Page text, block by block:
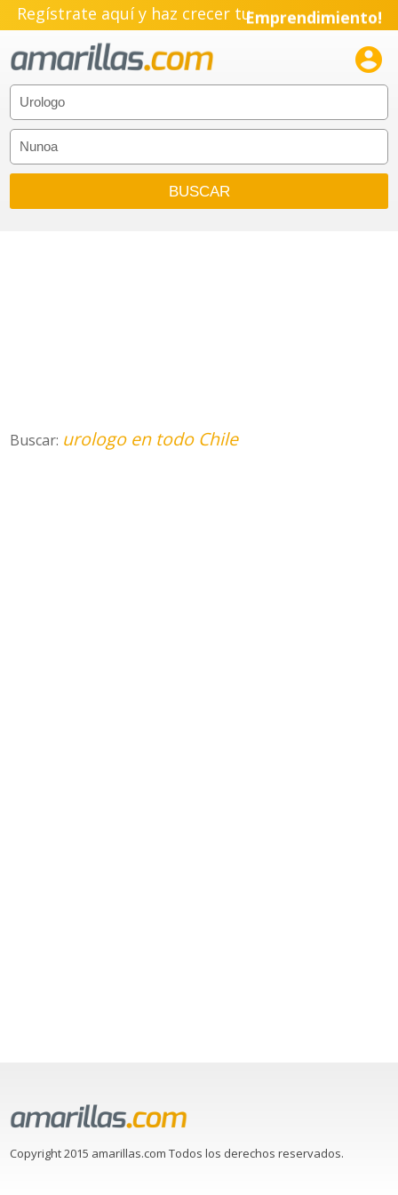
Regístrate aquí y haz crecer tuEmprendimiento!

Buscar: urologo en todo Chile
Copyright 2015 amarillas.com Todos los derechos reservados.